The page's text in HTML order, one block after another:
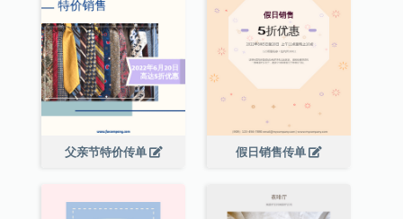
父亲节特价传单 假日销售传单